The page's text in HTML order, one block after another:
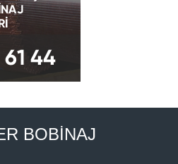
BOBİNAJ